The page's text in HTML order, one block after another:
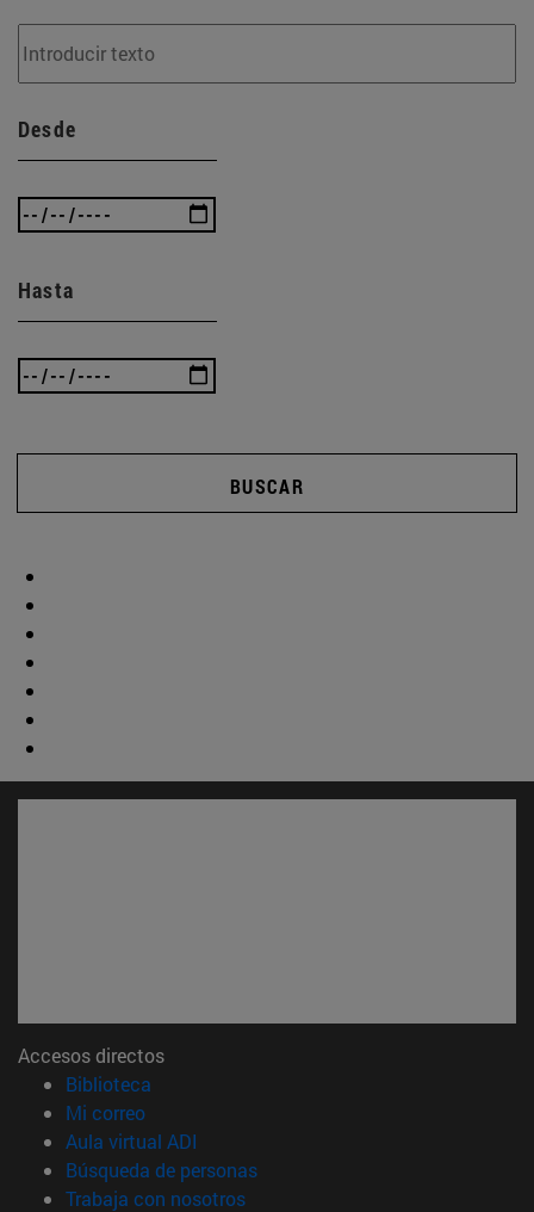
Desde
Hasta
BUSCAR
Accesos directos
Biblioteca
Mi correo(abre en nueva ventana)
Aula virtual ADI
Búsqueda de personas(abre en nueva ventana)
Trabaja con nosotros(abre en nueva ventana)